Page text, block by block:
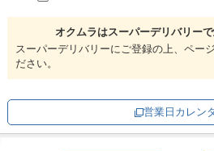
オクムラはスーパーデリバリーで
スーパーデリバリーにご登録の上、ペー
ださい。
営業日カレン